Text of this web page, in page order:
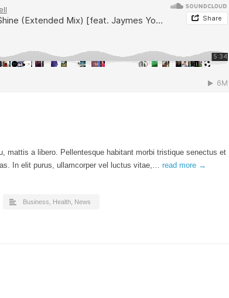
mattis a libero. Pellentesque habitant morbi tristique senectus et
In elit purus, ullamcorper vel luctus vitae,… read more →
Business Health News